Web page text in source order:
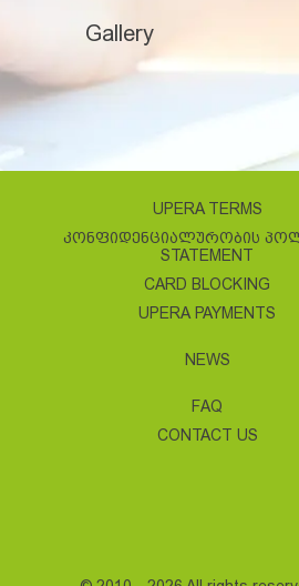
Gallery
UPERA TERMS
ᲙᲝᲜᲤᲘᲓᲔᲜᲪᲘᲐᲚᲣᲠᲝᲑᲘᲡ
STATEMENT
CARD BLOCKING
UPERA PAYMENTS
NEWS
FAQ
CONTACT US